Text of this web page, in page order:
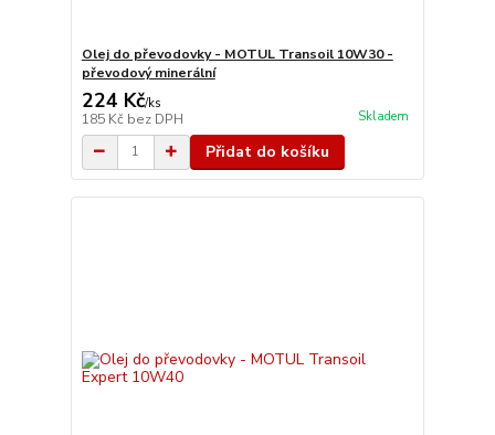
Olej do převodovky - MOTUL Transoil 10W30 -
převodový minerální
224 Kč/ks
185 Kč bez DPH Skladem
Přidat do košíku